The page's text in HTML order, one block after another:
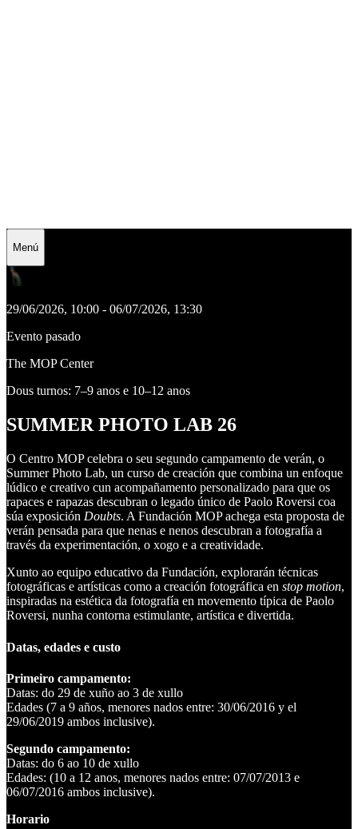
Menú
29/06/2026, 10:00 - 06/07/2026, 13:30
Evento pasado
The MOP Center
Dous turnos: 7–9 anos e 10–12 anos
SUMMER PHOTO LAB 26
O Centro MOP celebra o seu segundo campamento de verán, o
Summer Photo Lab, un curso de creación que combina un enfoque
lúdico e creativo cun acompañamento personalizado para que os
rapaces e rapazas descubran o legado único de Paolo Roversi coa
súa exposición Doubts. A Fundación MOP achega esta proposta de
verán pensada para que nenas e nenos descubran a fotografía a
través da experimentación, o xogo e a creatividade.
Xunto ao equipo educativo da Fundación, explorarán técnicas
fotográficas e artísticas como a creación fotográfica en stop motion,
inspiradas na estética da fotografía en movemento típica de Paolo
Roversi, nunha contorna estimulante, artística e divertida.
Datas, edades e custo
Primeiro campamento:
Datas: do 29 de xuño ao 3 de xullo
Edades (7 a 9 años, menores nados entre: 30/06/2016 y el
29/06/2019 ambos inclusive).
Segundo campamento:
Datas: do 6 ao 10 de xullo
Edades: (10 a 12 anos, menores nados entre: 07/07/2013 e
06/07/2016 ambos inclusive).
Horario